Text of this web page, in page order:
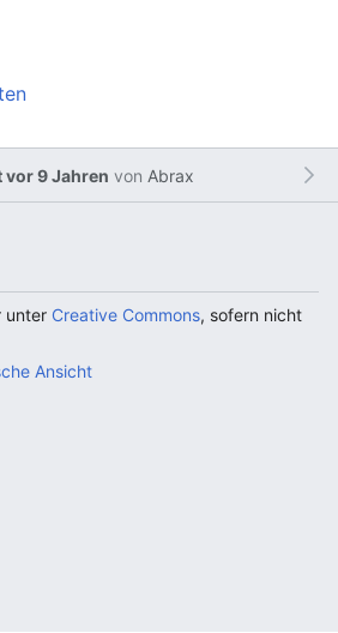
9 Jahren von Abrax
unter Creative Commons, sofern nicht
Ansicht